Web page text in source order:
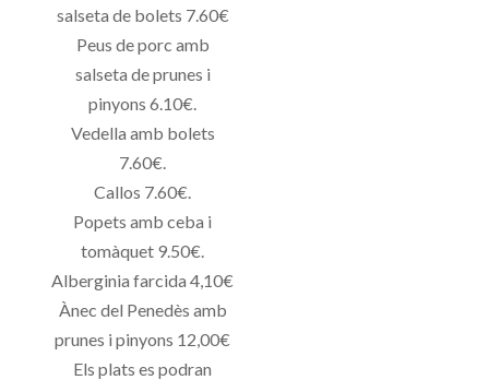
salseta de bolets 7.60€
Peus de porc amb
salseta de prunes i
pinyons 6.10€.
Vedella amb bolets
7.60€.
Callos 7.60€.
Popets amb ceba i
tomàquet 9.50€.
Alberginia farcida 4,10€
Ànec del Penedès amb
prunes i pinyons 12,00€
Els plats es podran